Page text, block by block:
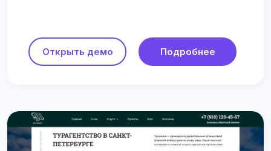
Открыть демо Подробнее